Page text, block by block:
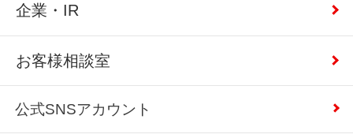
企業・IR
お客様相談室
公式SNSアカウント